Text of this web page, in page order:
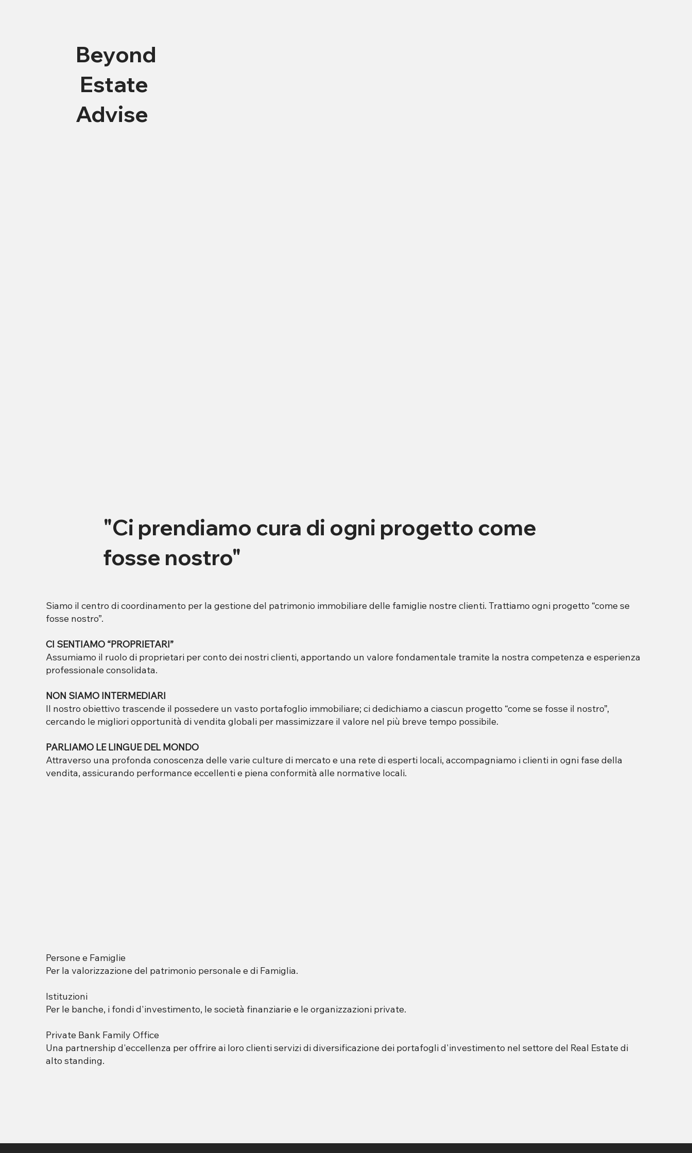
Beyond
Estate
Advise
"Ci prendiamo cura di ogni progetto come
fosse nostro"
Siamo il centro di coordinamento per la gestione del patrimonio immobiliare delle famiglie nostre clienti. Trattiamo ogni progetto “come se
fosse nostro”.
CI SENTIAMO “PROPRIETARI”
Assumiamo il ruolo di proprietari per conto dei nostri clienti, apportando un valore fondamentale tramite la nostra competenza e esperienza
professionale consolidata.
NON SIAMO INTERMEDIARI
Il nostro obiettivo trascende il possedere un vasto portafoglio immobiliare; ci dedichiamo a ciascun progetto “come se fosse il nostro”,
cercando le migliori opportunità di vendita globali per massimizzare il valore nel più breve tempo possibile.
PARLIAMO LE LINGUE DEL MONDO
Attraverso una profonda conoscenza delle varie culture di mercato e una rete di esperti locali, accompagniamo i clienti in ogni fase della
vendita, assicurando performance eccellenti e piena conformità alle normative locali.
Persone e Famiglie
Per la valorizzazione del patrimonio personale e di Famiglia.
Istituzioni
Per le banche, i fondi d'investimento, le società finanziarie e le organizzazioni private.
Private Bank Family Office
Una partnership d'eccellenza per offrire ai loro clienti servizi di diversificazione dei portafogli d'investimento nel settore del Real Estate di
alto standing.